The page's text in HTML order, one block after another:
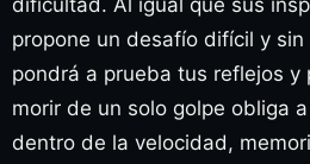
dificultad. Al igual que sus
propone un desafío difícil y sin
pondrá a prueba tus reflejos y
morir de un solo golpe obliga
dentro de la velocidad,